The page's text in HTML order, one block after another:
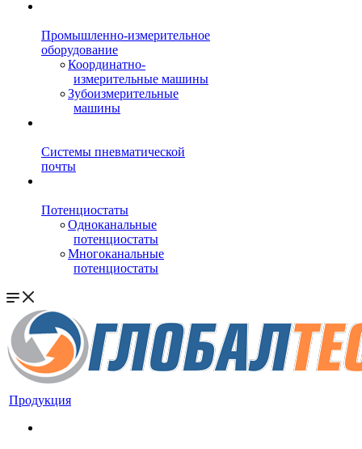
Промышленно-измерительное
оборудование
Координатно-
измерительные машины
Зубоизмерительные
машины
Системы пневматической
почты
Потенциостаты
Одноканальные
потенциостаты
Многоканальные
потенциостаты
Продукция